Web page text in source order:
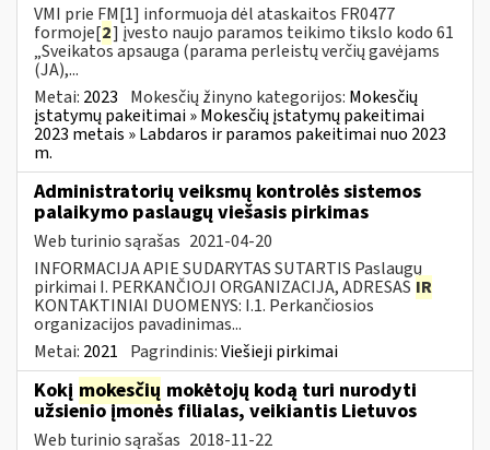
VMI prie FM[1] informuoja dėl ataskaitos FR0477
formoje[2] įvesto naujo paramos teikimo tikslo kodo 61
„Sveikatos apsauga (parama perleistų verčių gavėjams
(JA),...
Metai: 2023 Mokesčių žinyno kategorijos: Mokesčių
įstatymų pakeitimai » Mokesčių įstatymų pakeitimai
2023 metais » Labdaros ir paramos pakeitimai nuo 2023
m.
Administratorių veiksmų kontrolės sistemos
palaikymo paslaugų viešasis pirkimas
Web turinio sąrašas 2021-04-20
INFORMACIJA APIE SUDARYTAS SUTARTIS Paslaugų
pirkimai I. PERKANČIOJI ORGANIZACIJA, ADRESAS IR
KONTAKTINIAI DUOMENYS: I.1. Perkančiosios
organizacijos pavadinimas...
Metai: 2021 Pagrindinis:Viešieji pirkimai
Kokį mokesčių mokėtojų kodą turi nurodyti
užsienio įmonės filialas, veikiantis Lietuvos
Web turinio sąrašas 2018-11-22